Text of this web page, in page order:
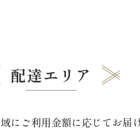
配達エリア
に ご利用金額に応じてお届